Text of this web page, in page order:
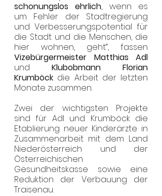
schonungslos ehrlich, wenn es
um Fehler der Stadtregierung
und Verbesserungspotential für
die Stadt und die Menschen, die
Vizebürgermeister Matthias Adl
und Klubobmann Florian
Krumböck die Arbeit der letzten
Monate zusammen.
Zwei der wichtigsten Projekte
sind für Adl und Krumböck die
Etablierung neuer Kinderärzte in
Zusammenarbeit mit dem Land
Niederösterreich und der
Österreichischen
Gesundheitskasse sowie eine
Reduktion der Verbauung der
Traisenau.